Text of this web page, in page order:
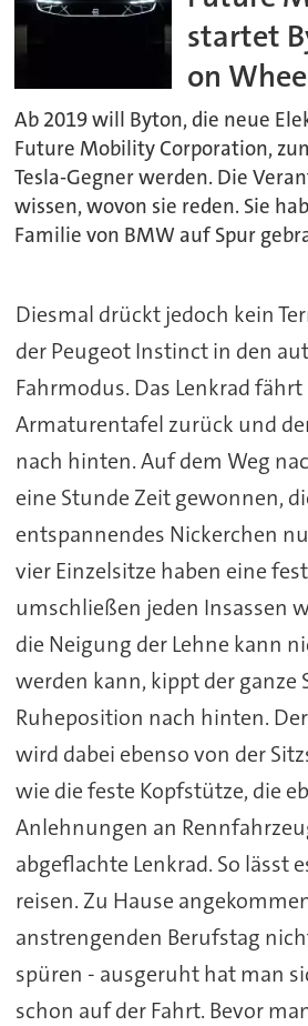
startet
on
Ab 2019 will Byton, die neue
Future Mobility Corporation,
Tesla-Gegner werden. Die
wissen, wovon sie reden. Sie
Familie von BMW auf Spur
Diesmal drückt jedoch kein
der Peugeot Instinct in den
Fahrmodus. Das Lenkrad fährt
Armaturentafel zurück und
nach hinten. Auf dem Weg
eine Stunde Zeit gewonnen,
entspannendes Nickerchen
vier Einzelsitze haben eine
umschließen jeden Insassen
die Neigung der Lehne kann
werden kann, kippt der ganze
Ruheposition nach hinten.
wird dabei ebenso von der
wie die feste Kopfstütze, die
Anlehnungen an
abgeflachte Lenkrad. So lässt
reisen. Zu Hause
anstrengenden Berufstag
spüren - ausgeruht hat man
schon auf der Fahrt. Bevor